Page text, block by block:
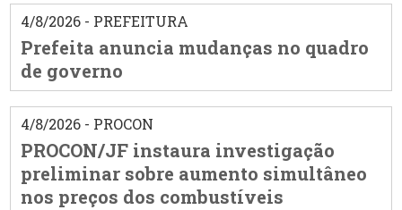
4/8/2026 - PREFEITURA
Prefeita anuncia mudanças no quadro
de governo
4/8/2026 - PROCON
PROCON/JF instaura investigação
preliminar sobre aumento simultâneo
nos preços dos combustíveis